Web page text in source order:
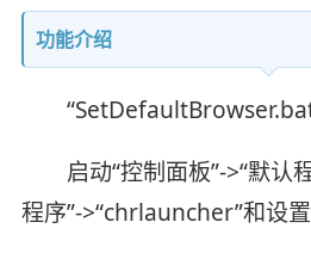
功能介绍
启动“控制面板”->“默认
程序”->“chrlauncher”和设置